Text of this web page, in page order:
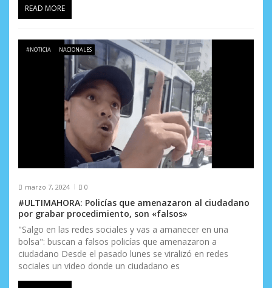
READ MORE
#NOTICIA NACIONALES
marzo 7, 2024 0
#ULTIMAHORA: Policías que amenazaron al ciudadano
por grabar procedimiento, son «falsos»
"Salgo en las redes sociales y vas a amanecer en una
bolsa": buscan a falsos policías que amenazaron a
ciudadano Desde el pasado lunes se viralizó en redes
sociales un video donde un ciudadano es